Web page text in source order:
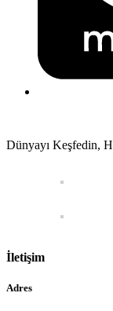
Dünyayı Keşfedin,
İletişim
Adres